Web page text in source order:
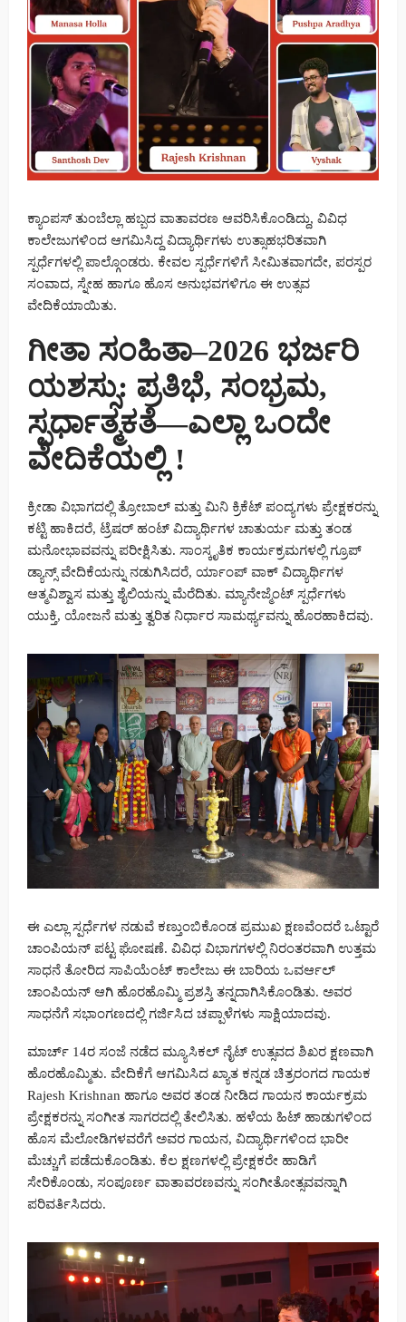
ಕ್ಯಾಂಪಸ್ ತುಂಬೆಲ್ಲಾ ಹಬ್ಬದ ವಾತಾವರಣ ಆವರಿಸಿಕೊಂಡಿದ್ದು, ವಿವಿಧ
ಕಾಲೇಜುಗಳಿಂದ ಆಗಮಿಸಿದ್ದ ವಿದ್ಯಾರ್ಥಿಗಳು ಉತ್ಸಾಹಭರಿತವಾಗಿ
ಸ್ಪರ್ಧೆಗಳಲ್ಲಿ ಪಾಲ್ಗೊಂಡರು. ಕೇವಲ ಸ್ಪರ್ಧೆಗಳಿಗೆ ಸೀಮಿತವಾಗದೇ, ಪರಸ್ಪರ
ಸಂವಾದ, ಸ್ನೇಹ ಹಾಗೂ ಹೊಸ ಅನುಭವಗಳಿಗೂ ಈ ಉತ್ಸವ
ವೇದಿಕೆಯಾಯಿತು.
ಗೀತಾ ಸಂಹಿತಾ–2026 ಭರ್ಜರಿ
ಯಶಸ್ಸು: ಪ್ರತಿಭೆ, ಸಂಭ್ರಮ,
ಸ್ಪರ್ಧಾತ್ಮಕತೆ—ಎಲ್ಲಾ ಒಂದೇ
ವೇದಿಕೆಯಲ್ಲಿ !
ಕ್ರೀಡಾ ವಿಭಾಗದಲ್ಲಿ ತ್ರೋಬಾಲ್ ಮತ್ತು ಮಿನಿ ಕ್ರಿಕೆಟ್ ಪಂದ್ಯಗಳು ಪ್ರೇಕ್ಷಕರನ್ನು
ಕಟ್ಟಿ ಹಾಕಿದರೆ, ಟ್ರೆಷರ್ ಹಂಟ್ ವಿದ್ಯಾರ್ಥಿಗಳ ಚಾತುರ್ಯ ಮತ್ತು ತಂಡ
ಮನೋಭಾವವನ್ನು ಪರೀಕ್ಷಿಸಿತು. ಸಾಂಸ್ಕೃತಿಕ ಕಾರ್ಯಕ್ರಮಗಳಲ್ಲಿ ಗ್ರೂಪ್
ಡ್ಯಾನ್ಸ್ ವೇದಿಕೆಯನ್ನು ನಡುಗಿಸಿದರೆ, ರ್ಯಾಂಪ್ ವಾಕ್ ವಿದ್ಯಾರ್ಥಿಗಳ
ಆತ್ಮವಿಶ್ವಾಸ ಮತ್ತು ಶೈಲಿಯನ್ನು ಮೆರೆದಿತು. ಮ್ಯಾನೇಜ್ಮೆಂಟ್ ಸ್ಪರ್ಧೆಗಳು
ಯುಕ್ತಿ, ಯೋಜನೆ ಮತ್ತು ತ್ವರಿತ ನಿರ್ಧಾರ ಸಾಮರ್ಥ್ಯವನ್ನು ಹೊರಹಾಕಿದವು.
ಈ ಎಲ್ಲಾ ಸ್ಪರ್ಧೆಗಳ ನಡುವೆ ಕಣ್ತುಂಬಿಕೊಂಡ ಪ್ರಮುಖ ಕ್ಷಣವೆಂದರೆ ಒಟ್ಟಾರೆ
ಚಾಂಪಿಯನ್ ಪಟ್ಟ ಘೋಷಣೆ. ವಿವಿಧ ವಿಭಾಗಗಳಲ್ಲಿ ನಿರಂತರವಾಗಿ ಉತ್ತಮ
ಸಾಧನೆ ತೋರಿದ ಸಾಪಿಯೆಂಟ್ ಕಾಲೇಜು ಈ ಬಾರಿಯ ಒವರ್ಆಲ್
ಚಾಂಪಿಯನ್ ಆಗಿ ಹೊರಹೊಮ್ಮಿ ಪ್ರಶಸ್ತಿ ತನ್ನದಾಗಿಸಿಕೊಂಡಿತು. ಅವರ
ಸಾಧನೆಗೆ ಸಭಾಂಗಣದಲ್ಲಿ ಗರ್ಜಿಸಿದ ಚಪ್ಪಾಳೆಗಳು ಸಾಕ್ಷಿಯಾದವು.
ಮಾರ್ಚ್ 14ರ ಸಂಜೆ ನಡೆದ ಮ್ಯೂಸಿಕಲ್ ನೈಟ್ ಉತ್ಸವದ ಶಿಖರ ಕ್ಷಣವಾಗಿ
ಹೊರಹೊಮ್ಮಿತು. ವೇದಿಕೆಗೆ ಆಗಮಿಸಿದ ಖ್ಯಾತ ಕನ್ನಡ ಚಿತ್ರರಂಗದ ಗಾಯಕ
Rajesh Krishnan ಹಾಗೂ ಅವರ ತಂಡ ನೀಡಿದ ಗಾಯನ ಕಾರ್ಯಕ್ರಮ
ಪ್ರೇಕ್ಷಕರನ್ನು ಸಂಗೀತ ಸಾಗರದಲ್ಲಿ ತೇಲಿಸಿತು. ಹಳೆಯ ಹಿಟ್ ಹಾಡುಗಳಿಂದ
ಹೊಸ ಮೆಲೋಡಿಗಳವರೆಗೆ ಅವರ ಗಾಯನ, ವಿದ್ಯಾರ್ಥಿಗಳಿಂದ ಭಾರೀ
ಮೆಚ್ಚುಗೆ ಪಡೆದುಕೊಂಡಿತು. ಕೆಲ ಕ್ಷಣಗಳಲ್ಲಿ ಪ್ರೇಕ್ಷಕರೇ ಹಾಡಿಗೆ
ಸೇರಿಕೊಂಡು, ಸಂಪೂರ್ಣ ವಾತಾವರಣವನ್ನು ಸಂಗೀತೋತ್ಸವವನ್ನಾಗಿ
ಪರಿವರ್ತಿಸಿದರು.